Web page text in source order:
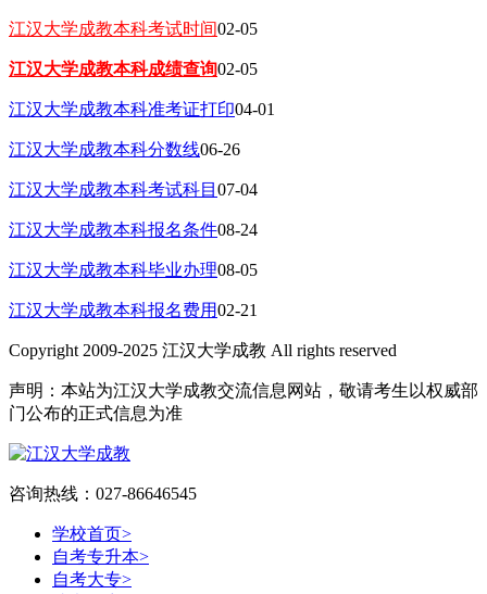
江汉大学成教本科考试时间02-05
江汉大学成教本科成绩查询02-05
江汉大学成教本科准考证打印04-01
江汉大学成教本科分数线06-26
江汉大学成教本科考试科目 07-04
江汉大学成教本科报名条件08-24
江汉大学成教本科毕业办理08-05
江汉大学成教本科报名费用02-21
Copyright 2009-2025 江汉大学成教 All rights reserved
声明：本站为江汉大学成教交流信息网站，敬请考生以权威部
门公布的正式信息为准
咨询热线：027-86646545
学校首页>
自考专升本>
自考大专>